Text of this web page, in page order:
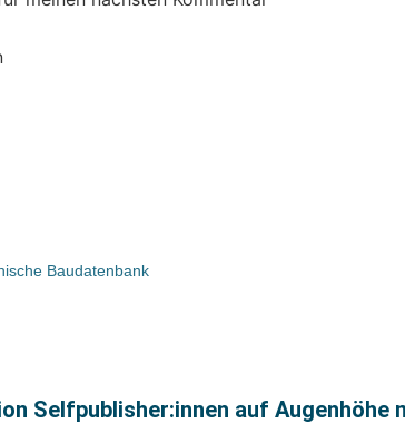
Baudatenbank
Selfpublisher:innen auf Augenhöhe